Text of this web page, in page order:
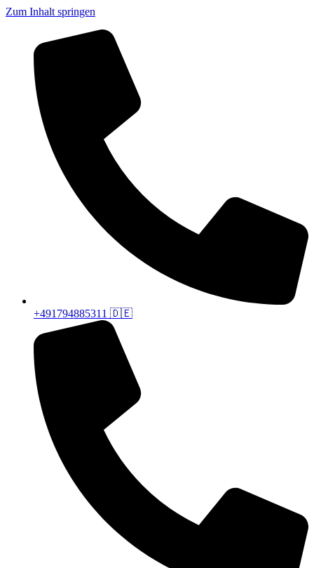
Zum Inhalt springen
+491794885311 🇩🇪